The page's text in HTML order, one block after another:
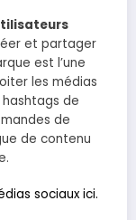
et partager
est l’une
les médias
de
de
de contenu
sociaux ici.